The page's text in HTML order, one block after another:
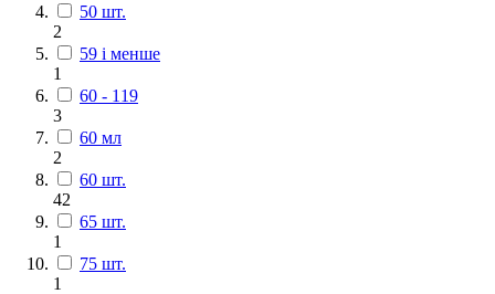
50 шт.
2
59 і менше
1
60 - 119
3
60 мл
2
60 шт.
42
65 шт.
1
75 шт.
1